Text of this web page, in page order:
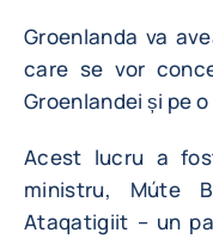
Groenlanda va
care se vor
Groenlandei și pe
Acest lucru a
ministru, Múte
Ataqatigiit – un